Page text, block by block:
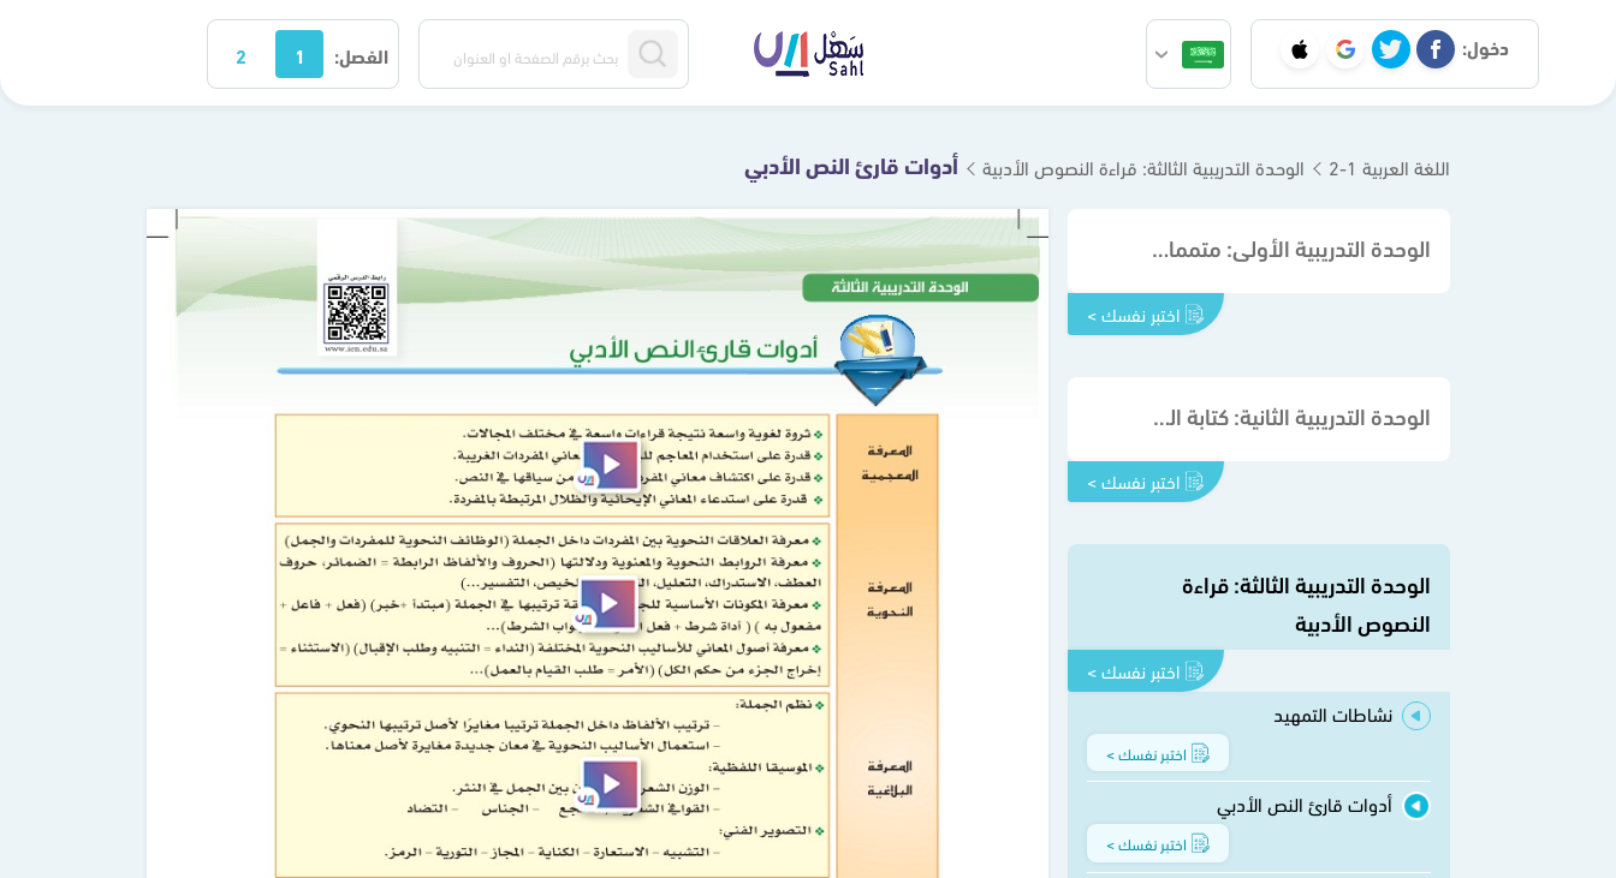
دخول: الفصل: 1
2
اللغة العربية 1-2 الوحدة التدريبية الثالثة: قراءة النصوص الأدبية أدوات قارئ النص الأدبي
الوحدة التدريبية الأولى: متممات الجملة
اختبر نفسك >
الوحدة التدريبية الثانية: كتابة الهمزة
اختبر نفسك >
الوحدة التدريبية الثالثة: قراءة
النصوص الأدبية
اختبر نفسك >
نشاطات التمهيد
اختبر نفسك >
أدوات قارئ النص الأدبي
اختبر نفسك >